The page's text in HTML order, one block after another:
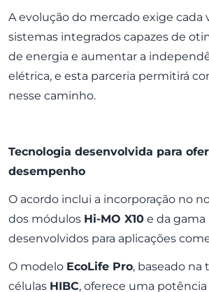
A evolução do mercado exige cada
sistemas integrados capazes de
de energia e aumentar a
elétrica, e esta parceria permitirá
nesse caminho.
Tecnologia desenvolvida para
desempenho
O acordo inclui a incorporação no
dos módulos Hi-MO X10 e da gama
desenvolvidos para aplicações
O modelo EcoLife Pro, baseado na
células HIBC, oferece uma potência